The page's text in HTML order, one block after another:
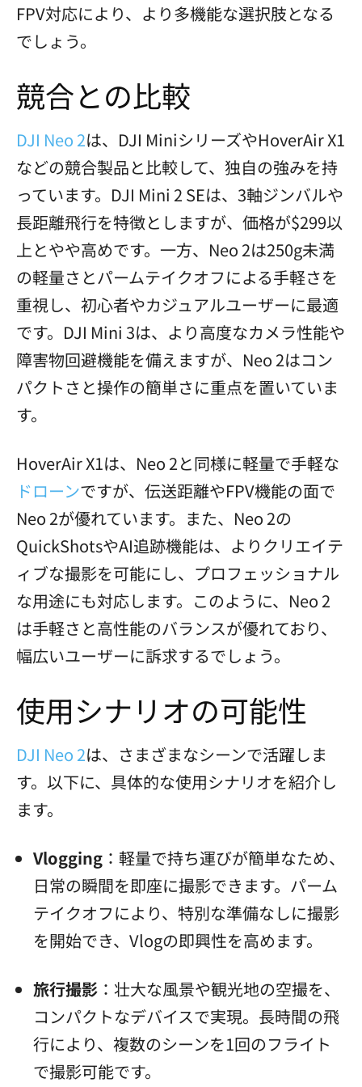
FPV対応により、より多機能な選択肢となる
でしょう。
競合との比較
DJI Neo 2は、DJI MiniシリーズやHoverAir X1
などの競合製品と比較して、独自の強みを持
っています。DJI Mini 2 SEは、3軸ジンバルや
長距離飛行を特徴としますが、価格が$299以
上とやや高めです。一方、Neo 2は250g未満
の軽量さとパームテイクオフによる手軽さを
重視し、初心者やカジュアルユーザーに最適
です。DJI Mini 3は、より高度なカメラ性能や
障害物回避機能を備えますが、Neo 2はコン
パクトさと操作の簡単さに重点を置いていま
す。
HoverAir X1は、Neo 2と同様に軽量で手軽な
ドローンですが、伝送距離やFPV機能の面で
Neo 2が優れています。また、Neo 2の
QuickShotsやAI追跡機能は、よりクリエイテ
ィブな撮影を可能にし、プロフェッショナル
な用途にも対応します。このように、Neo 2
は手軽さと高性能のバランスが優れており、
幅広いユーザーに訴求するでしょう。
使用シナリオの可能性
DJI Neo 2は、さまざまなシーンで活躍しま
す。以下に、具体的な使用シナリオを紹介し
ます。
Vlogging ：軽量で持ち運びが簡単なため、
日常の瞬間を即座に撮影できます。パーム
テイクオフにより、特別な準備なしに撮影
を開始でき、Vlogの即興性を高めます。
旅行撮影 ：壮大な風景や観光地の空撮を、
コンパクトなデバイスで実現。長時間の飛
行により、複数のシーンを1回のフライト
で撮影可能です。